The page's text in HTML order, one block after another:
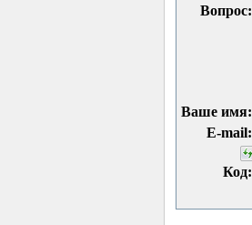
Вопрос:
Ваше имя:
E-mail:
Код: